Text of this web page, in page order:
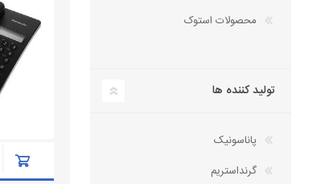
دستگاه سانترال
تلفن سانترال
تلفن تحت شبکه
آنتن دکت، کنسول
محصولات استوک
تولید کننده ها
پاناسونیک
گرنداستریم